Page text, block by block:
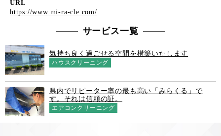
URL
https://www.mi-ra-cle.com/
サービス一覧
気持ち良く過ごせる空間を構築いたします
ハウスクリーニング
県内でリピーター率の最も高い「みらくる」で
す。それは信頼の証。
エアコンクリーニング